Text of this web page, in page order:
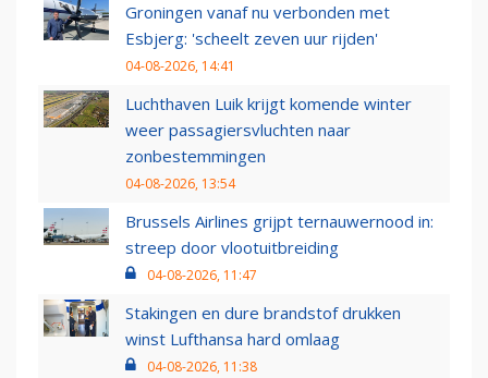
Groningen vanaf nu verbonden met
Esbjerg: 'scheelt zeven uur rijden'
04-08-2026, 14:41
Luchthaven Luik krijgt komende winter
weer passagiersvluchten naar
zonbestemmingen
04-08-2026, 13:54
Brussels Airlines grijpt ternauwernood in:
streep door vlootuitbreiding
04-08-2026, 11:47
Stakingen en dure brandstof drukken
winst Lufthansa hard omlaag
04-08-2026, 11:38